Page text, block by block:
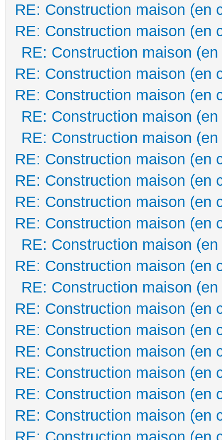
RE: Construction maison (en
RE: Construction maison (en
RE: Construction maison
RE: Construction maison (en
RE: Construction maison (en
RE: Construction maison
RE: Construction maison
RE: Construction maison (en
RE: Construction maison (en
RE: Construction maison (en
RE: Construction maison (en
RE: Construction maison
RE: Construction maison (en
RE: Construction maison
RE: Construction maison (en
RE: Construction maison (en
RE: Construction maison (en
RE: Construction maison (en
RE: Construction maison (en
RE: Construction maison (en